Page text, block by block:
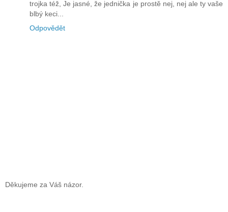
trojka též, Je jasné, že jednička je prostě nej, nej ale ty vaše
blbý keci...
Odpovědět
Děkujeme za Váš názor.